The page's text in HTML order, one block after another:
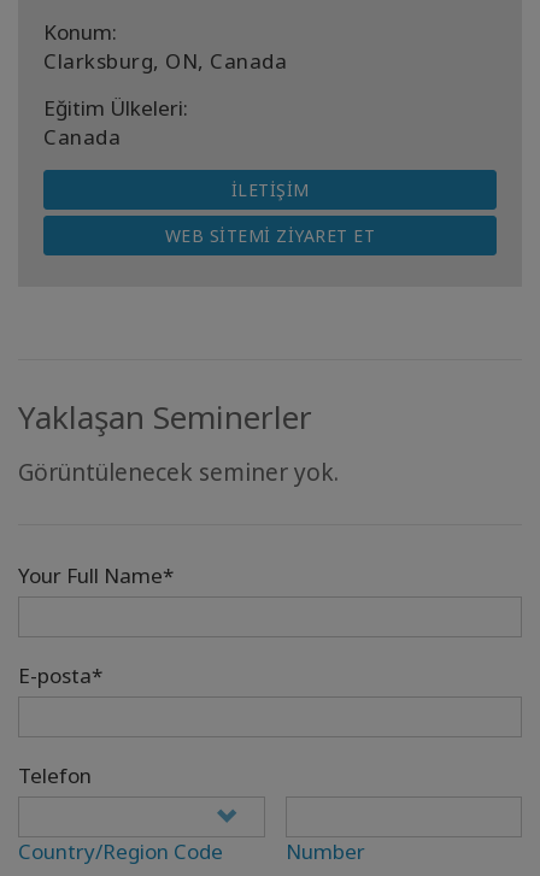
Konum:
Clarksburg, ON, Canada
Eğitim Ülkeleri:
Canada
İLETIŞIM
WEB SITEMI ZIYARET ET
Yaklaşan Seminerler
Görüntülenecek seminer yok.
Your Full Name*
E-posta*
Telefon
Country/Region Code Number